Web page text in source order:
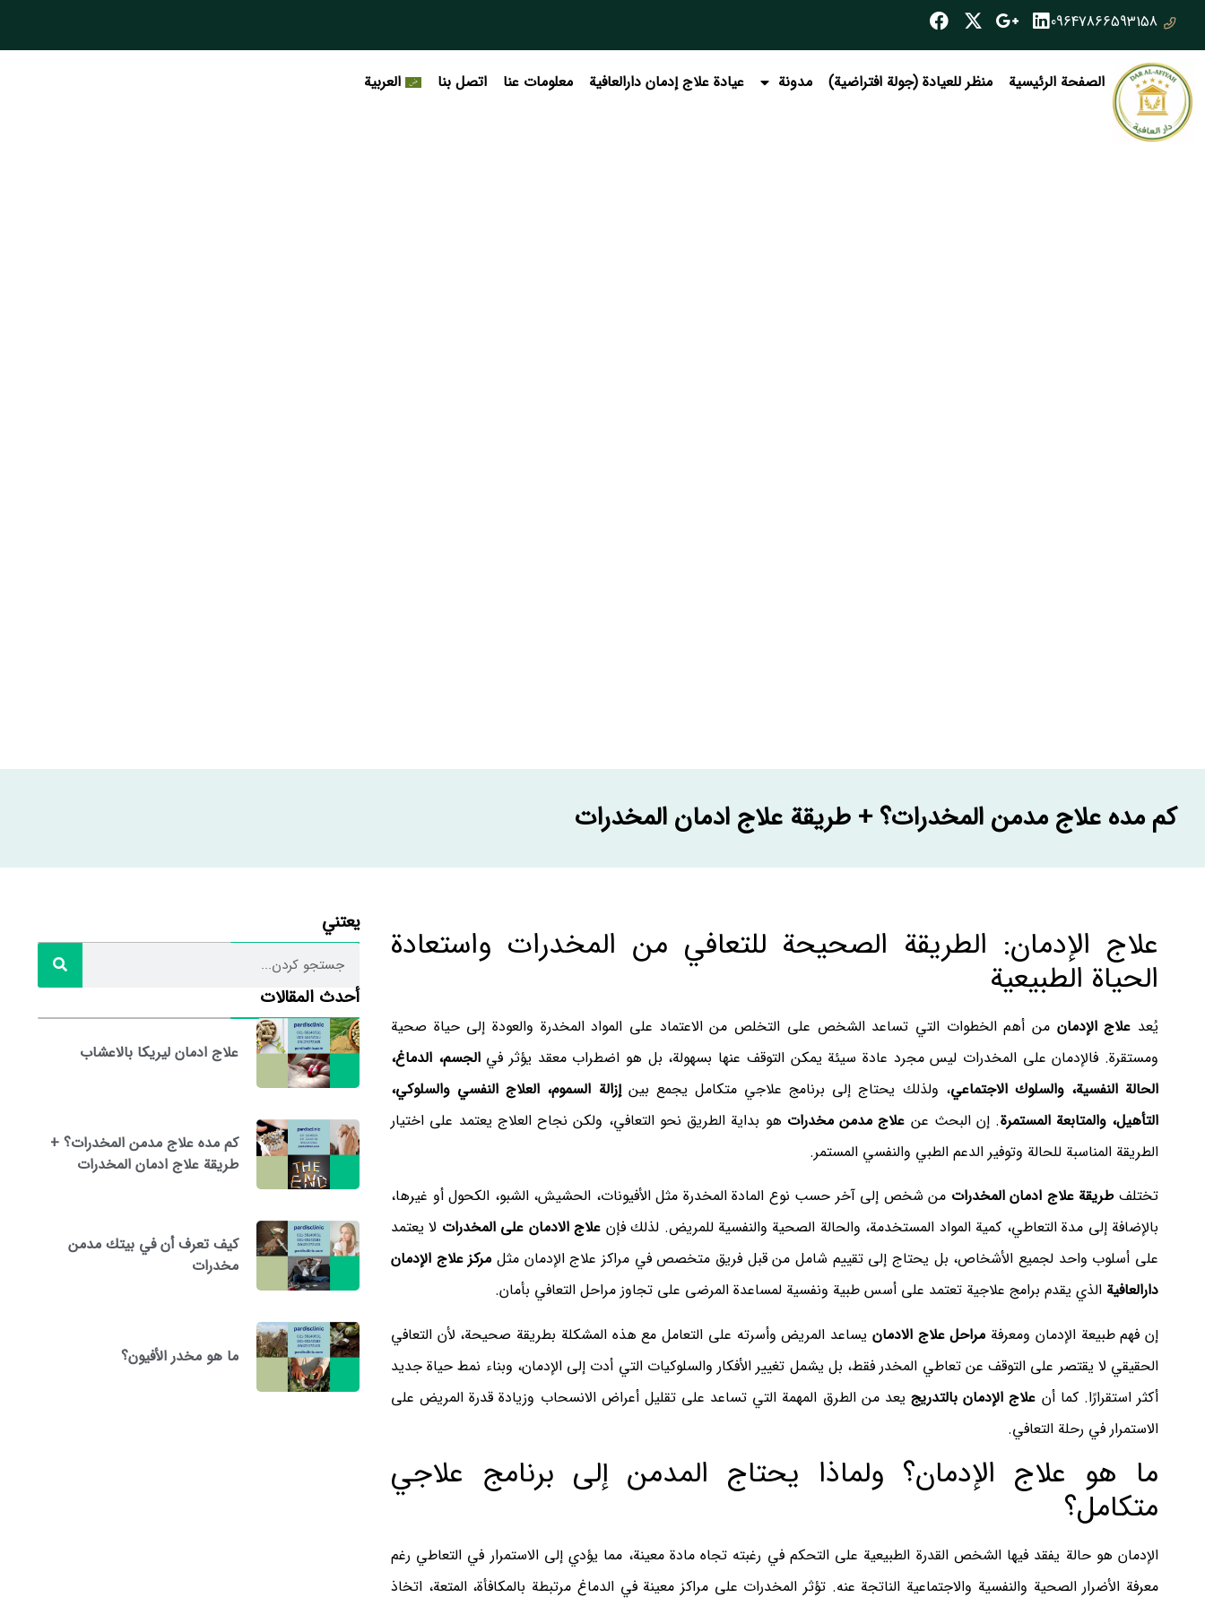
09647866593158
الصفحة الرئيسية منظر للعيادة (جولة افتراضية) مدونة عيادة علاج إدمان دارالعافیة معلومات عنا اتصل بنا العربية
كم مده علاج مدمن المخدرات؟ + طريقة علاج ادمان المخدرات
علاج الإدمان: الطريقة الصحيحة للتعافي من المخدرات واستعادة
الحياة الطبيعية
يُعد علاج الإدمان من أهم الخطوات التي تساعد الشخص على التخلص من الاعتماد على المواد المخدرة والعودة إلى حياة صحية
ومستقرة. فالإدمان على المخدرات ليس مجرد عادة سيئة يمكن التوقف عنها بسهولة، بل هو اضطراب معقد يؤثر فيالجسم، الدماغ،
الحالة النفسية، والسلوك الاجتماعي، ولذلك يحتاج إلى برنامج علاجي متكامل يجمع بينإزالة السموم، العلاج النفسي والسلوكي،
التأهيل، والمتابعة المستمرة. إن البحث عن علاج مدمن مخدرات هو بداية الطريق نحو التعافي، ولكن نجاح العلاج يعتمد على اختيار
الطريقة المناسبة للحالة وتوفير الدعم الطبي والنفسي المستمر.
تختلفطريقة علاج ادمان المخدرات من شخص إلى آخر حسب نوع المادة المخدرة مثل الأفيونات، الحشيش، الشبو، الكحول أو غيرها،
بالإضافة إلى مدة التعاطي، كمية المواد المستخدمة، والحالة الصحية والنفسية للمريض. لذلك فإن علاج الادمان على المخدرات لا يعتمد
على أسلوب واحد لجميع الأشخاص، بل يحتاج إلى تقييم شامل من قبل فريق متخصص في مراكز علاج الإدمان مثل مركز علاج الإدمان
دارالعافیة الذي يقدم برامج علاجية تعتمد على أسس طبية ونفسية لمساعدة المرضى على تجاوز مراحل التعافي بأمان.
إن فهم طبيعة الإدمان ومعرفة مراحل علاج الادمان يساعد المريض وأسرته على التعامل مع هذه المشكلة بطريقة صحيحة، لأن التعافي
الحقيقي لا يقتصر على التوقف عن تعاطي المخدر فقط، بل يشمل تغيير الأفكار والسلوكيات التي أدت إلى الإدمان، وبناء نمط حياة جديد
أكثر استقرارًا. كما أن علاج الإدمان بالتدريجيعد من الطرق المهمة التي تساعد على تقليل أعراض الانسحاب وزيادة قدرة المريض على
الاستمرار في رحلة التعافي.
ما هو علاج الإدمان؟ ولماذا يحتاج المدمن إلى برنامج علاجي
متكامل؟
الإدمان هو حالة يفقد فيها الشخص القدرة الطبيعية على التحكم في رغبته تجاه مادة معينة، مما يؤدي إلى الاستمرار في التعاطي رغم
معرفة الأضرار الصحية والنفسية والاجتماعية الناتجة عنه. تؤثر المخدرات على مراكز معينة في الدماغ مرتبطة بالمكافأة، المتعة، اتخاذ
يعتني
أحدث المقالات
علاج ادمان ليريكا بالاعشاب
كم مده علاج مدمن المخدرات؟ +
طريقة علاج ادمان المخدرات
كيف تعرف أن في بيتك مدمن
مخدرات
ما هو مخدر الأفيون؟